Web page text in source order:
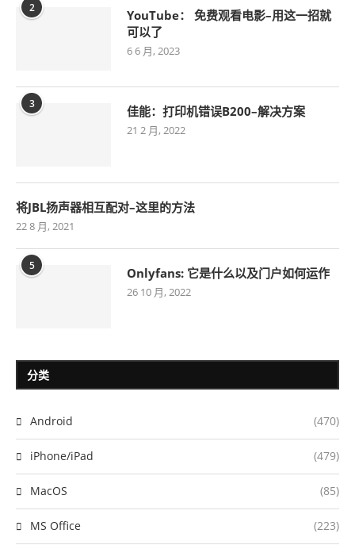
2
YouTube： 免费观看电影–用这一招就
可以了
6 6 月, 2023
3 佳能：打印机错误B200–解决方案
21 2 月, 2022
将JBL扬声器相互配对–这里的方法
22 8 月, 2021
5 Onlyfans: 它是什么以及门户如何运作
26 10 月, 2022
分类
Android (470)
iPhone/iPad (479)
MacOS (85)
MS Office (223)